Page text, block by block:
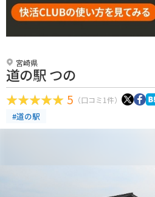
宮崎県
道の駅 つの
5 （口コミ1件）
#道の駅